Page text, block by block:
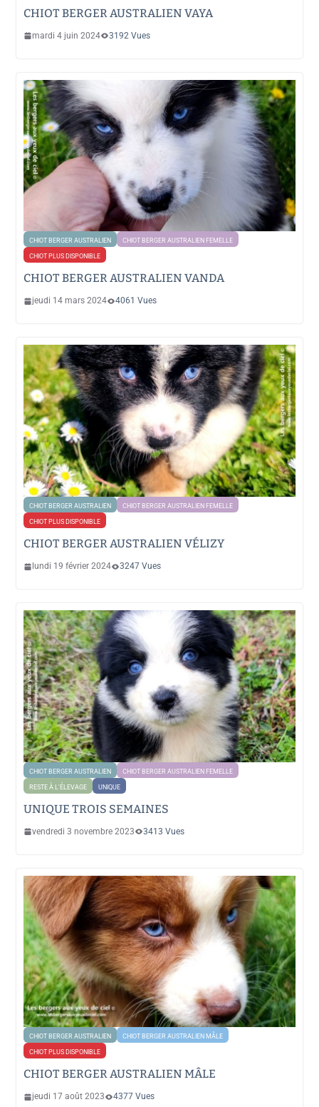
CHIOT BERGER AUSTRALIEN VAYA
mardi 4 juin 2024 3192 Vues
CHIOT BERGER AUSTRALIEN CHIOT BERGER AUSTRALIEN FEMELLE
CHIOT PLUS DISPONIBLE
CHIOT BERGER AUSTRALIEN VANDA
jeudi 14 mars 2024 4061 Vues
CHIOT BERGER AUSTRALIEN CHIOT BERGER AUSTRALIEN FEMELLE
CHIOT PLUS DISPONIBLE
CHIOT BERGER AUSTRALIEN VÉLIZY
lundi 19 février 2024 3247 Vues
CHIOT BERGER AUSTRALIEN CHIOT BERGER AUSTRALIEN FEMELLE
RESTE À L'ÉLEVAGE UNIQUE
UNIQUE TROIS SEMAINES
vendredi 3 novembre 2023 3413 Vues
CHIOT BERGER AUSTRALIEN CHIOT BERGER AUSTRALIEN MÂLE
CHIOT PLUS DISPONIBLE
CHIOT BERGER AUSTRALIEN MÂLE
jeudi 17 août 2023 4377 Vues